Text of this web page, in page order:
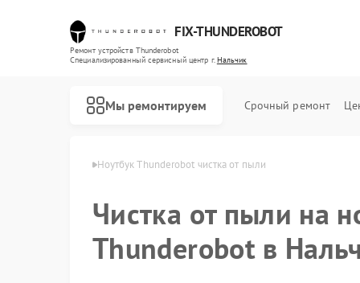
FIX-THUNDEROBOT
Ремонт устройств Thunderobot
Специализированный cервисный центр г.Нальчик
Мы ремонтируем Срочный ремонт
Ноутбук Thunderobot чистка от пыли
Чистка от пыли на
Thunderobot в